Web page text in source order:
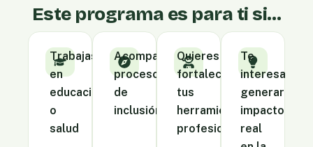
Este programa es para ti si…
Trabajas
en
educación
o
salud
Acompañas
procesos
de
inclusión
Quieres
fortalecer
tus
herramientas
profesionales
Te
interesa
generar
impacto
real